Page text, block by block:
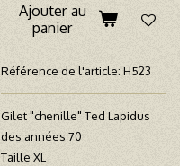
Ajouter au
panier
Référence de l'article: H523
Gilet "chenille" Ted Lapidus
des années 70
Taille XL